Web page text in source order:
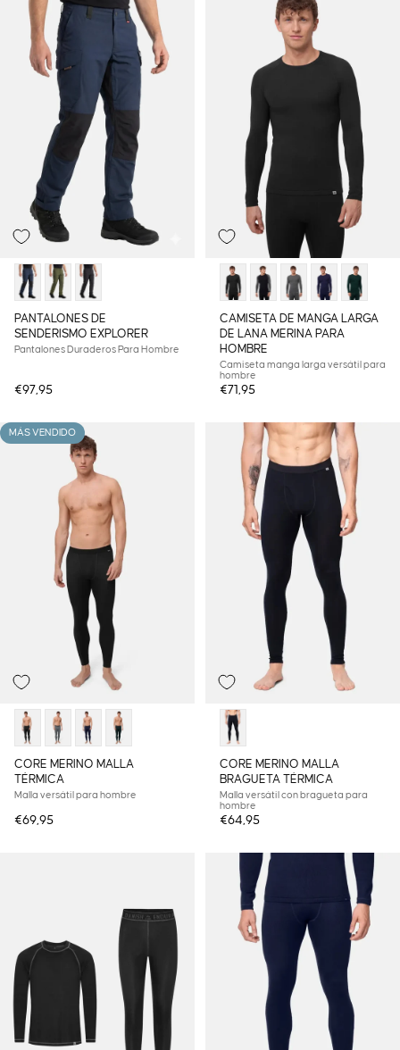
PANTALONES DE
SENDERISMO EXPLORER
Pantalones Duraderos Para Hombre
€97,95
CAMISETA DE MANGA LARGA
DE LANA MERINA PARA
HOMBRE
Camiseta manga larga versátil para
hombre
€71,95
MÁS VENDIDO
CORE MERINO MALLA
TÉRMICA
Malla versátil para hombre
€69,95
CORE MERINO MALLA
BRAGUETA TÉRMICA
Malla versátil con bragueta para
hombre
€64,95